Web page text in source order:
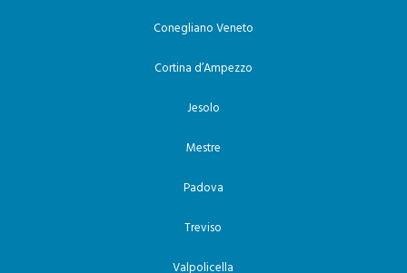
Conegliano Veneto
Cortina d’Ampezzo
Jesolo
Mestre
Padova
Treviso
Valpolicella